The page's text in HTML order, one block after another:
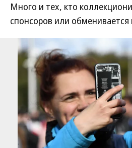
Много и тех, кто
спонсоров или обменивается